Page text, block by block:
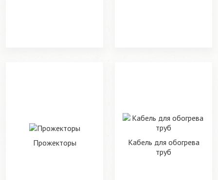
Прожекторы
Кабель для обогрева
труб